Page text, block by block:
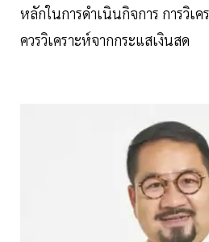
หลักในการดําเนินกิจการ การวิเ
ควรวิเคราะห์จากกระแสเงินสด